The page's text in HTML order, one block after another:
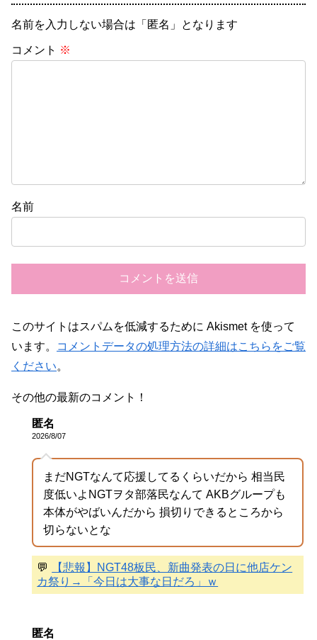
名前を入力しない場合は「匿名」となります
コメント ※
名前
このサイトはスパムを低減するために Akismet を使って
います。
コメントデータの処理方法の詳細はこちらをご覧
ください。
その他の最新のコメント！
匿名
2026/8/07
まだNGTなんて応援してるくらいだから 相当民
度低いよNGTヲタ部落民なんて AKBグループも
本体がやばいんだから 損切りできるところから
切らないとな
💬
【悲報】NGT48板民、新曲発表の日に他店ケン
カ祭り→「今日は大事な日だろ」ｗ
匿名